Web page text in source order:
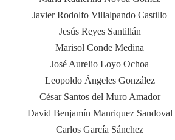
Javier Rodolfo Villalpando Castillo
Jesús Reyes Santillán
Marisol Conde Medina
José Aurelio Loyo Ochoa
Leopoldo Ángeles González
César Santos del Muro Amador
David Benjamín Manriquez Sandoval
Carlos García Sánchez